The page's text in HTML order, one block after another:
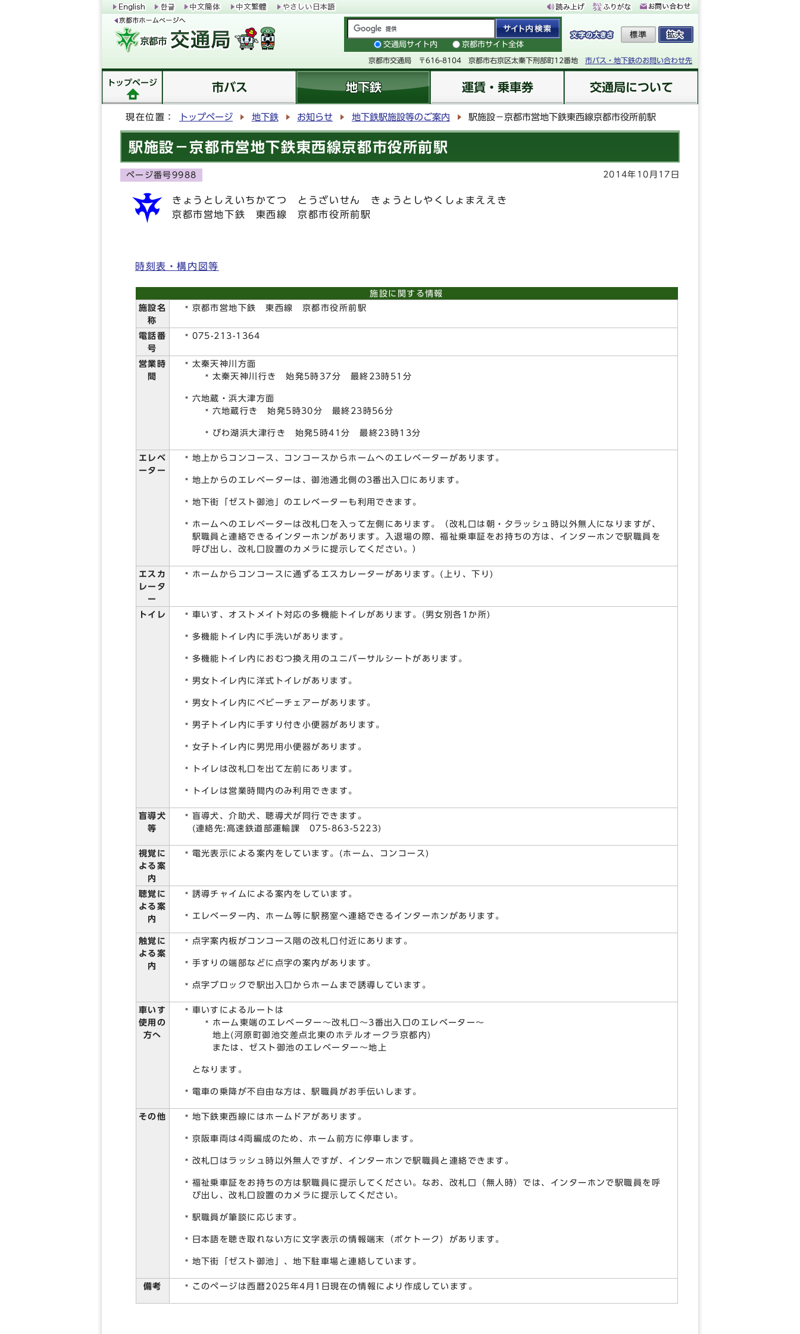
交通局サイト内 京都市サイト全体
京都市交通局 〒616-8104 京都市右京区太秦下刑部町12番地 市バス・地下鉄のお問い合わせ先
トップページ 市バス 地下鉄 運賃・乗車券 交通局について
現在位置： トップページ 地下鉄 お知らせ 地下鉄駅施設等のご案内 駅施設－京都市営地下鉄東西線京都市役所前駅
駅施設－京都市営地下鉄東西線京都市役所前駅
ページ番号9988 2014年10月17日
きょうとしえいちかてつ とうざいせん きょうとしやくしょまええき
京都市営地下鉄 東西線 京都市役所前駅
時刻表・構内図等
施設に関する情報
施設名
称
京都市営地下鉄 東西線 京都市役所前駅
電話番
号
075-213-1364
営業時
間
太秦天神川方面
太秦天神川行き 始発5時37分 最終23時51分
六地蔵・浜大津方面
六地蔵行き 始発5時30分 最終23時56分
びわ湖浜大津行き 始発5時41分 最終23時13分
エレベ
ーター
地上からコンコース、コンコースからホームへのエレベーターがあります。
地上からのエレベーターは、御池通北側の3番出入口にあります。
地下街「ゼスト御池」のエレベーターも利用できます。
ホームへのエレベーターは改札口を入って左側にあります。（改札口は朝・夕ラッシュ時以外無人になりますが、
駅職員と連絡できるインターホンがあります。入退場の際、福祉乗車証をお持ちの方は、インターホンで駅職員を
呼び出し、改札口設置のカメラに提示してください。）
エスカ
レータ
ー
ホームからコンコースに通ずるエスカレーターがあります。(上り、下り)
トイレ 車いす、オストメイト対応の多機能トイレがあります。(男女別各1か所)
多機能トイレ内に手洗いがあります。
多機能トイレ内におむつ換え用のユニバーサルシートがあります。
男女トイレ内に洋式トイレがあります。
男女トイレ内にベビーチェアーがあります。
男子トイレ内に手すり付き小便器があります。
女子トイレ内に男児用小便器があります。
トイレは改札口を出て左前にあります。
トイレは営業時間内のみ利用できます。
盲導犬
等
盲導犬、介助犬、聴導犬が同行できます。
(連絡先:高速鉄道部運輸課 075-863-5223)
視覚に
よる案
内
電光表示による案内をしています。(ホーム、コンコース)
聴覚に
よる案
内
誘導チャイムによる案内をしています。
エレベーター内、ホーム等に駅務室へ連絡できるインターホンがあります。
触覚に
よる案
内
点字案内板がコンコース階の改札口付近にあります。
手すりの端部などに点字の案内があります。
点字ブロックで駅出入口からホームまで誘導しています。
車いす
使用の
方へ
車いすによるルートは
ホーム東端のエレベーター～改札口～3番出入口のエレベーター～
地上(河原町御池交差点北東のホテルオークラ京都内)
または、ゼスト御池のエレベーター～地上
となります。
電車の乗降が不自由な方は、駅職員がお手伝いします。
その他 地下鉄東西線にはホームドアがあります。
京阪車両は4両編成のため、ホーム前方に停車します。
改札口はラッシュ時以外無人ですが、インターホンで駅職員と連絡できます。
福祉乗車証をお持ちの方は駅職員に提示してください。なお、改札口（無人時）では、インターホンで駅職員を呼
び出し、改札口設置のカメラに提示してください。
駅職員が筆談に応じます。
日本語を聴き取れない方に文字表示の情報端末（ポケトーク）があります。
地下街「ゼスト御池」、地下駐車場と連絡しています。
備考 このページは西暦2025年4月1日現在の情報により作成しています。